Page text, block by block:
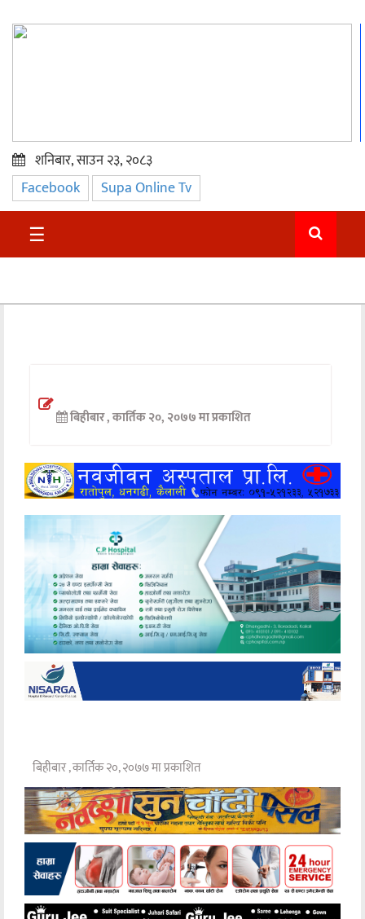
प्रमुख
समाचार
सुदुर
अन्तर्वार्ता
खेलकुद
मनोरञ्जन
अन्य
शनिबार, साउन २३, २०८३
Facebook Supa Online Tv
☰
बिहीबार , कार्तिक २०, २०७७ मा प्रकाशित
बिहीबार , कार्तिक २०, २०७७ मा प्रकाशित